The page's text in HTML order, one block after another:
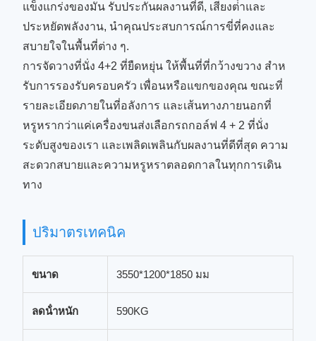
แข็งแกร่งของมัน รับประกันผลงานที่ดี, เสียงต่ําและ
ประหยัดพลังงาน, นําคุณประสบการณ์การขี่ที่คงและ
สบายใจในพื้นที่ต่าง ๆ.
การจัดวางที่นั่ง 4+2 ที่ยืดหยุ่น ให้พื้นที่ที่กว้างขวาง สําห
รับการรองรับครอบครัว เพื่อนหรือแขกของคุณ ขณะที่
รายละเอียดภายในที่อลังการ และเส้นทางภายนอกที่
หรูหรากว่าแค่เครื่องขนส่งเลือกรถกอล์ฟ 4 + 2 ที่นั่ง
ระดับสูงของเรา และเพลิดเพลินกับผลงานที่ดีที่สุด ความ
สะดวกสบายและความหรูหราตลอดกาลในทุกการเดิน
ทาง
ปริมาตรเทคนิค
ขนาด 3550*1200*1850 มม
ลดน้ําหนัก 590KG